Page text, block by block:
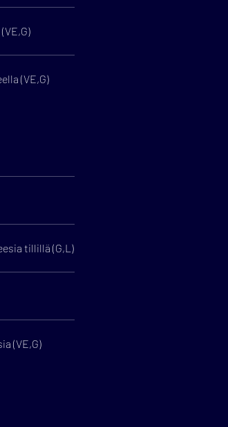
(VE,G)
tillillä (G,L)
(VE,G)